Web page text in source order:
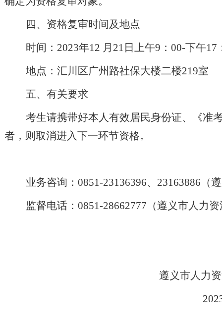
四、资格复审时间及地点
时间： 2023年12 月 21 日上午9：00-下午17
地点： 汇川区广州路社保大楼二楼219室
五、有关要求
考生请携带好本人有效居民身份证、《准
者 ，则取消进入下一环节资格。
业务咨询 ：0851-23136396、23163886（
监督电话：0851-28662777（遵义市人力
遵义市人力
2